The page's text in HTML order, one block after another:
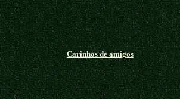
Carinhos de amigos